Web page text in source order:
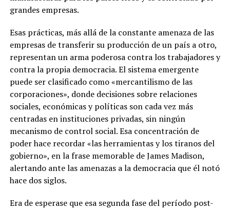
grandes empresas.
Esas prácticas, más allá de la constante amenaza de las
empresas de transferir su producción de un país a otro,
representan un arma poderosa contra los trabajadores y
contra la propia democracia. El sistema emergente
puede ser clasificado como «mercantilismo de las
corporaciones», donde decisiones sobre relaciones
sociales, económicas y políticas son cada vez más
centradas en instituciones privadas, sin ningún
mecanismo de control social. Esa concentración de
poder hace recordar «las herramientas y los tiranos del
gobierno», en la frase memorable de James Madison,
alertando ante las amenazas a la democracia que él notó
hace dos siglos.
Era de esperase que esa segunda fase del período post-